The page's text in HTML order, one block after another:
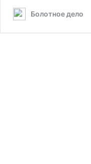
Болотное дело